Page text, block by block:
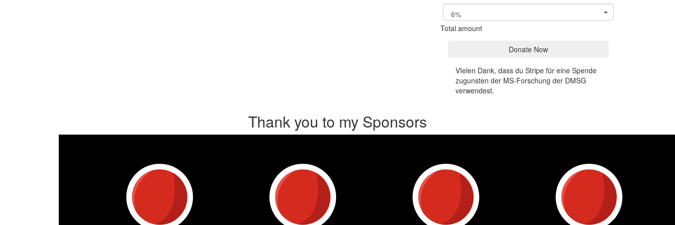
6%
Total amount
Donate Now
VIelen Dank, dass du Stripe für eine Spende
zugunsten der MS-Forschung der DMSG
verwendest.
Thank you to my Sponsors